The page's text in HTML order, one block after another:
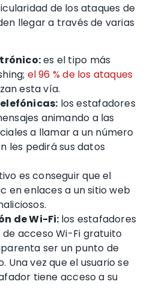
de los ataques de
llegar a través de varias
es el tipo más
el 96 % de los ataques
esta vía.
: los estafadores
animando a las
a llamar a un número
les pedirá sus datos
es conseguir que el
en enlaces a unsitio web
.
de Wi-Fi: los estafadores
acceso Wi-Fi gratuito
ser un punto de
Una vez que el usuario se
tiene acceso a su